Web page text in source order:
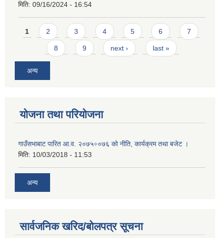
मिति: 09/16/2024 - 16:54
Pages
1 2 3 4 5 6 7
8 9 next › last »
अन्य
योजना तथा परियोजना
गाउँसभाबाट पारित आ.व. २०७५÷०७६ को नीति, कार्यक्रम तथा बजेट ।
मिति: 10/03/2018 - 11:53
अन्य
सार्वजनिक खरिद/बोलपत्र सूचना